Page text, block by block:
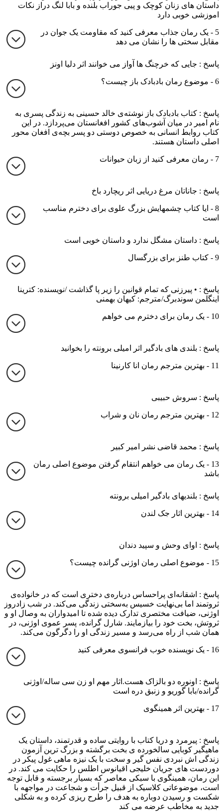
داستان های زنان کوچک و پیی جوراب بلنده و بابا لنگ دراز نکات
اموزشی خوبی دارد
5 - یک رمان جذاب معرفی کنید که مقاومت یک جوان در
مقابل سختی ها را نشان می دهد
پاسخ : جایی که خرچنگ ها آواز می خوانند اثر دلیا اونز
6 - موضوع رمان بادبادک باز چیست؟
پاسخ : کتاب بادبادک باز نوشته‌ی خالد حسینی به زندگی پسری به
نام امیر در میان آشوب‌های کشور افغانستان می‌پردازد. در این
کتاب روابط انسانی به خصوص دوستی دو پسر بچه‌ی افغان محور
اصلی داستان هستند.
7 - رمان معرفی کنید از زبان حیوانات
پاسخ : جاناتان مرغ دریایی اثر ریچارد باخ
8 - ایا کتاب چشمهایش بزرگ علوی برای دخترم مناسب
است
پاسخ : داستان مشگل ندارد و داستان خوبی است
9 - کتاب طنز برای بزرگسال
پاسخ : • پیرزنی که تمام قوانین را زیر پا گذاشت /نویسنده: کترینا
اینگلمن سوندبرگ/مترجم: کیهان بهمنی
10 - یک رمان برای دخترم می خواهم
پاسخ : بلندی های بادگیر اثر امیلی برونته را بخوانید
11 - بهترین مترجم رمان انا کارنینا
پاسخ : سروش حبیبی
12 - بهترین مترجم رمان نان و شراب
پاسخ : محمد قاضی نشر امیر کبیر
13 - یک رمان می خواهم انتقام گرفتن موضوع اصلی رمان
باشد
پاسخ : بلندیهای بادگیر امیلی برونته
14 - بهترین اثار جک لندن
پاسخ : اوای وحش و سپید دندان
15 - موضوع اصلی رمان اوژنی گرانده چیست؟
پاسخ : اشقانه‌ای پراحساس درباره‌ی دختری است که در خانواده‌ی
ثروتمند اما بی‌نهایت خسیس به‌سختی زندگی می‌کند. در شب زادروز
اوژنی، ضیافت مختصری تدارک دیده شده تا امیدواران به وصال او و
ثروتش، بخت خود را بیازمایند. شارل گرانده، پسر عموی اوژنی، در
همان شب از راه می‌رسد و مسیر زندگی او را دگرگون می‌کند.
16 - یک نویسنده خوب فرانسوی معرفی کنید
پاسخ : اونوره دو بالزاک هست.اثار مهم او زن سی ساله/اوژنی
گرانده/بابا گوریو و زنبق دره است
17 - بهترین اثر همینگوی
پاسخ : پیرمرد و دریا کتاب با روایتی ساده و قدرتمند، داستان یک
ماهیگیر کوبایی سالخورده ی بخت برگشته و بزرگ ترین آزمون
زندگی اش نبردی نفس گیر و سخت با یک نیزه ماهی غول پیکر در
دوردست های جریان خلیجی اقیانوس اطلس را حکایت می کند. در
این رمان، همینگوی با سبکی معاصر که بسیار برجسته و قابل توجه
است، موضوعاتی کلاسیک از قبیل جرأت و شجاعت در مواجهه با
شکست و رسیدن دوباره به هدف را طرح ریزی کرده و به شکلی
جدید به مخاطب عرضه می کند